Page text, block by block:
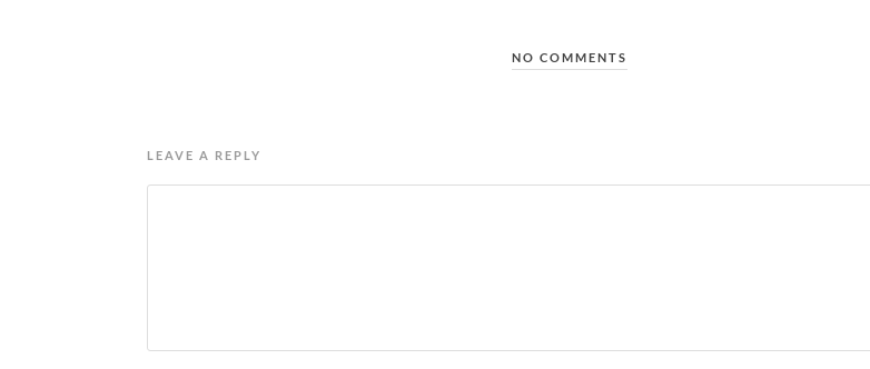
NO COMMENTS
LEAVE A REPLY